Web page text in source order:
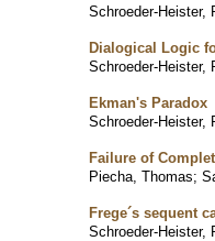
Schroeder-Heister,
Dialogical Logic
Schroeder-Heister,
Ekman's Paradox
Schroeder-Heister,
Failure of
Piecha, Thomas;
Frege´s sequent
Schroeder-Heister,